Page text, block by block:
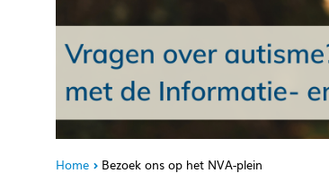
Home Bezoek ons op het NVA-plein